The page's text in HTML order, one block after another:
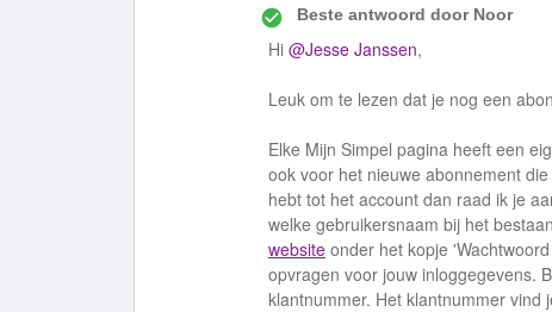
Beste antwoord doorNoor
Hi @Jesse Janssen,
Leuk om te lezen dat je nog een
Elke Mijn Simpel pagina heeft een
ook voor het nieuwe abonnement
hebt tot het account dan raad ik je
welke gebruikersnaam bij het
website onder het kopje
opvragen voor jouw inloggegevens.
klantnummer. Het klantnummer